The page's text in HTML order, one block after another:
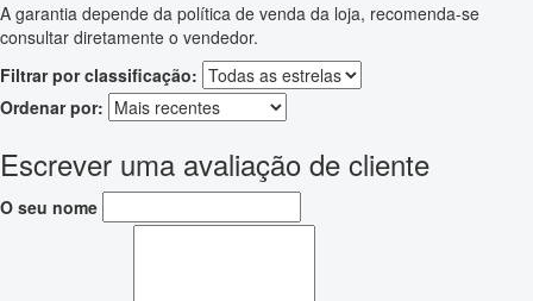
A garantia depende da política de venda da loja, recomenda-se
consultar diretamente o vendedor.
Filtrar por classificação:
Ordenar por:
Escrever uma avaliação de cliente
O seu nome